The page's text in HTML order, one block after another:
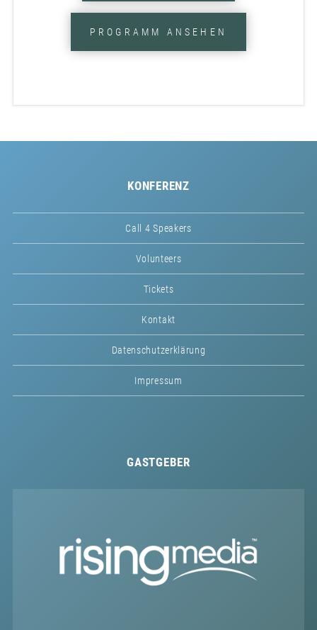
PROGRAMM ANSEHEN
KONFERENZ
Call 4 Speakers
Volunteers
Tickets
Kontakt
Datenschutzerklärung
Impressum
GASTGEBER